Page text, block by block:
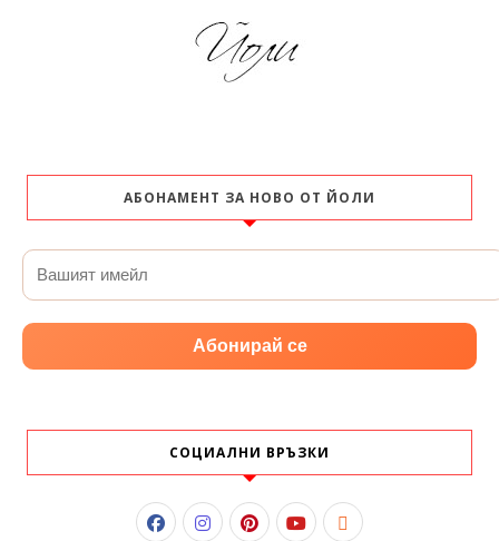
АБОНАМЕНТ ЗА НОВО ОТ ЙОЛИ
Абонирай се
СОЦИАЛНИ ВРЪЗКИ